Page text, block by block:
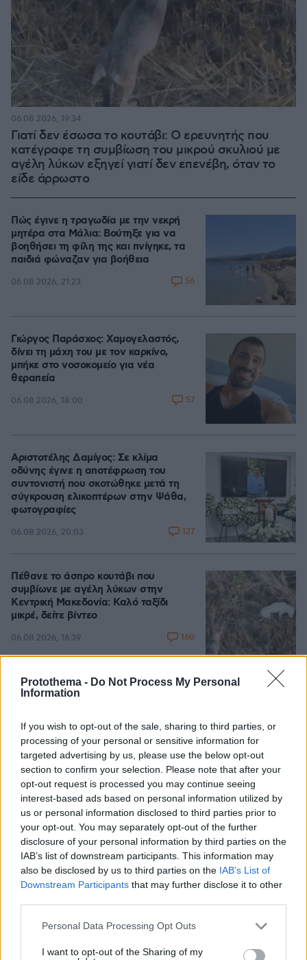
Protothema - Do Not Process My Personal
Information
If you wish to opt-out of the sale, sharing to third parties, or
processing of your personal or sensitive information for
targeted advertising by us, please use the below opt-out
section to confirm your selection. Please note that after your
opt-out request is processed you may continue seeing
interest-based ads based on personal information utilized by
us or personal information disclosed to third parties prior to
your opt-out. You may separately opt-out of the further
disclosure of your personal information by third parties on the
IAB’s list of downstream participants. This information may
also be disclosed by us to third parties on the IAB’s List of
Downstream Participants that may further disclose it to other
Please note that this website/app uses one or more Google
not limited to your visit or usage behaviour. You may click to
Personal Data Processing Opt Outs
I want to opt-out of the Sharing of my
Γιατί δεν έσωσα το κουτάβι: Ο ερευνητής που
κατέγραφε τη συμβίωση του μικρού σκυλιού με
αγέλη λύκων εξηγεί γιατί δεν επενέβη, όταν το
είδε άρρωστο
06.08.2026, 19:34
Πώς έγινε η τραγωδία με την νεκρή
μητέρα στα Μάλια: Βούτηξε για να
βοηθήσει τη φίλη της και πνίγηκε, τα
παιδιά φώναζαν για βοήθεια
06.08.2026, 21:23 56
Γιώργος Παράσχος: Χαμογελαστός,
δίνει τη μάχη του με τον καρκίνο,
μπήκε στο νοσοκομείο για νέα
θεραπεία
06.08.2026, 18:00 57
Αριστοτέλης Δαμίγος: Σε κλίμα
οδύνης έγινε η αποτέφρωση του
συντονιστή που σκοτώθηκε μετά τη
σύγκρουση ελικοπτέρων στην Ψάθα,
φωτογραφίες
06.08.2026, 20:03 127
Πέθανε το άσπρο κουτάβι που
συμβίωνε με αγέλη λύκων στην
Κεντρική Μακεδονία: Καλό ταξίδι
μικρέ, δείτε βίντεο
06.08.2026, 16:39 160
Προϊόν εργαστηρίου ή της φύσης ο
Φάουτσι και άλλα ιδιωτικά, αρνήθηκε
100 φορές να απαντήσει στο
Κογκρέσο
06.08.2026, 21:40 147
Αποχωρούν ακόμη δύο στελέχη από το
κόμμα της Καρυστιανού,
καταγγέλλουν έλλειψη διαλόγου
06.08.2026, 21:16 51